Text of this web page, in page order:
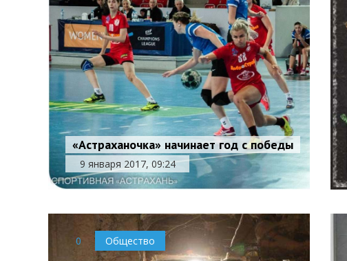
«Астраханочка» начинает год с победы
9 января 2017, 09:24
0 Общество